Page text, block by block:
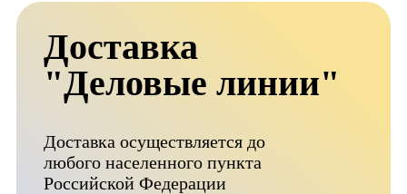
Доставка
"Деловые линии"
Доставка осуществляется до
любого населенного пункта
Российской Федерации